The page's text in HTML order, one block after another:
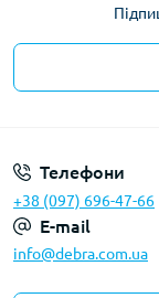
Телефони
+38 (097) 696-47-66
E-mail
info@debra.com.ua